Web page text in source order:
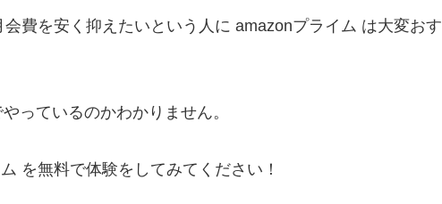
費を安く抑えたいという人に amazonプライム は大変おす
っているのかわかりません。
を無料で体験をしてみてください！